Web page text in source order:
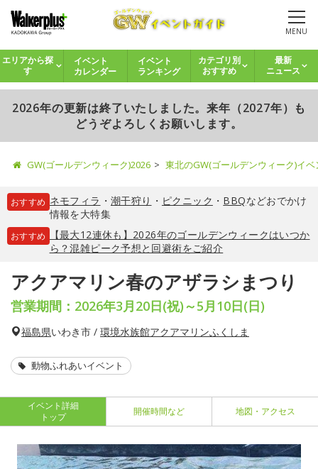
MENU
エリアから探
す
イベント
カレンダー
イベント
ランキング
カテゴリ別
おすすめ
最新
ニュース
2026年の更新は終了いたしました。来年（2027年）も
どうぞよろしくお願いします。
GW(ゴールデンウィーク)2026 東北のGW(ゴールデンウィーク)イ
おすすめ ネモフィラ ・ 潮干狩り ・ ピクニック ・ BBQなどおでかけ
情報を大特集
おすすめ
【最大12連休も】2026年のゴールデンウィークはいつか
ら？混雑ピーク予想と回避術をご紹介
アクアマリン春のアザラシまつり
営業期間：2026年3月20日(祝)～5月10日(日)
福島県いわき市 / 環境水族館アクアマリンふくしま
動物ふれあいイベント
イベント詳細
トップ
開催時間など 地図・アクセス